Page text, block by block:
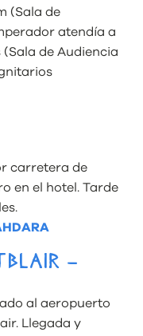
(Sala de
atendía a
de Audiencia
carretera de
en el hotel. Tarde
–
al aeropuerto
Llegada y